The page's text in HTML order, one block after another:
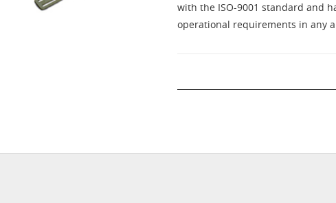
with the ISO-9001 standard and
operational requirements in any